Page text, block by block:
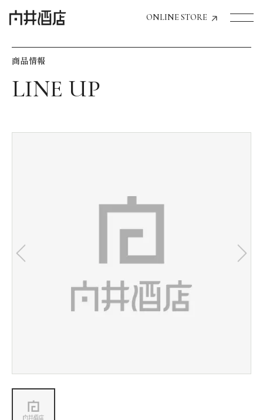
ONLINE STORE
飲食店経営のお客様
お気に入り機能の活用方法
会社情報
商品情報